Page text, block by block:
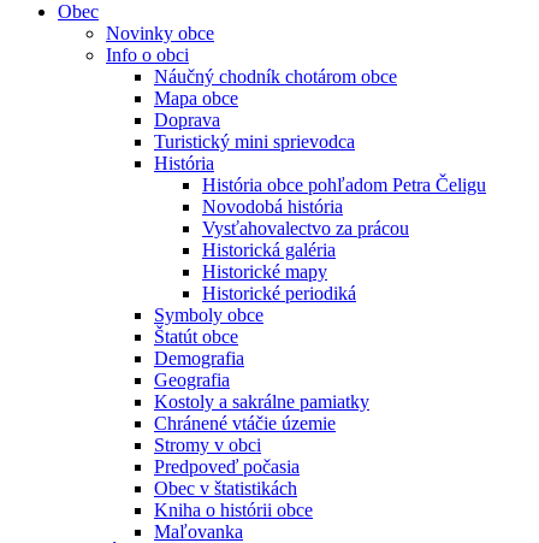
Obec
Novinky obce
Info o obci
Náučný chodník chotárom obce
Mapa obce
Doprava
Turistický mini sprievodca
História
História obce pohľadom Petra Čeligu
Novodobá história
Vysťahovalectvo za prácou
Historická galéria
Historické mapy
Historické periodiká
Symboly obce
Štatút obce
Demografia
Geografia
Kostoly a sakrálne pamiatky
Chránené vtáčie územie
Stromy v obci
Predpoveď počasia
Obec v štatistikách
Kniha o histórii obce
Maľovanka